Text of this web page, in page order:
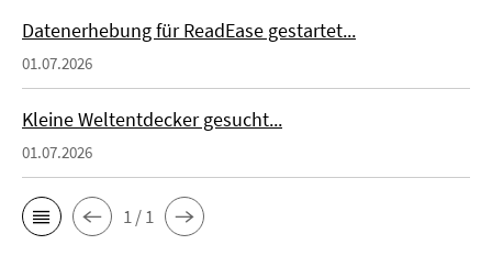
Datenerhebung für ReadEase gestartet...
01.07.2026
Kleine Weltentdecker gesucht...
01.07.2026
1 / 1